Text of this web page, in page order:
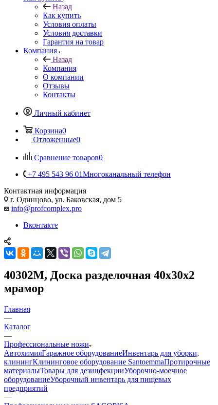
Назад
Как купить
Условия оплаты
Условия доставки
Гарантия на товар
Компания
Назад
Компания
О компании
Отзывы
Контакты
Личный кабинет
Корзина0
Отложенные0
Сравнение товаров0
+7 495 543 96 01Многоканальный телефон
Контактная информация
г. Одинцово, ул. Баковская, дом 5
info@profcomplex.pro
Вконтакте
40302M, Доска разделочная 40х30х2
мрамор
Главная
—
Каталог
—
Профессиональные ножи
АвтохимияГаражное оборудованиеИнвентарь для уборки,
клинингКлининговое оборудование SantoemmaПротирочные
материалыТовары для дезинфекцииУборочно-моечное
оборудованиеУборочный инвентарь для пищевых
предприятий
—